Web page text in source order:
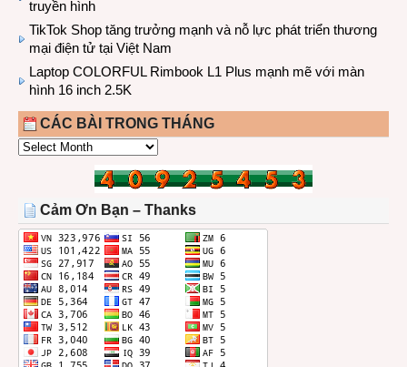
truyền hình
TikTok Shop tăng trưởng mạnh và nỗ lực phát triển thương
mại điện tử tại Việt Nam
Laptop COLORFUL Rimbook L1 Plus mạnh mẽ với màn
hình 16 inch 2.5K
CÁC BÀI TRONG THÁNG
CÁC
THÁNG
Cảm Ơn Bạn – Thanks